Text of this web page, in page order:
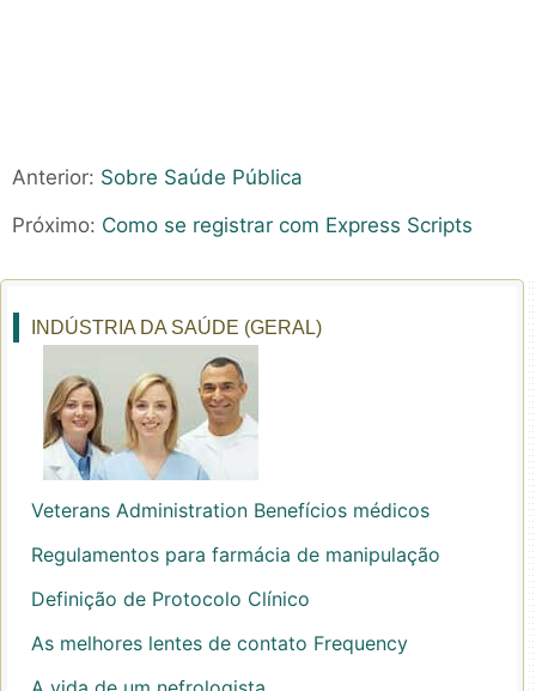
Anterior: Sobre Saúde Pública
Próximo: Como se registrar com Express Scripts
INDÚSTRIA DA SAÚDE (GERAL)
Veterans Administration Benefícios médicos
Regulamentos para farmácia de manipulação
Definição de Protocolo Clínico
As melhores lentes de contato Frequency